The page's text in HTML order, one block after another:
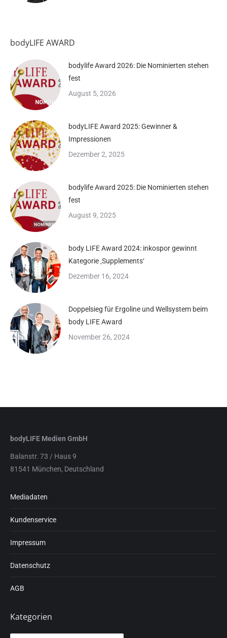
bodyLIFE AWARD
bodylife Award 2026: Die Nominierten stehen
fest
August 5, 2026
bodyLIFE Award 2025: Gewinner &
Impressionen
Dezember 2, 2025
bodylife Award 2025: Die Nominierten stehen
fest
August 9, 2025
body LIFE Award 2024: inkospor gewinnt
Kategorie ‚Supplements‘
Dezember 16, 2024
Doppelsieg für Ergoline und Wellsystem beim
body LIFE Award
November 26, 2024
bodyLIFE Medien GmbH
Balanstr. 73 / Haus 9
81541 München, Deutschland
Mediadaten
Kundenservice
Impressum
Datenschutz
AGB
Kategorien